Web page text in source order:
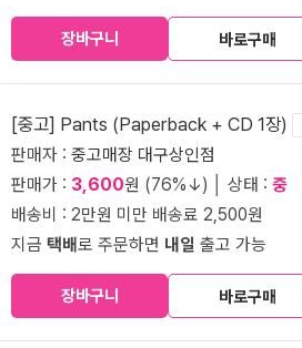
장바구니 바로구매
[중고] Pants (Paperback + CD 1장)
판매자 : 중고매장 대구상인점
판매가 : 3,600원 (76%↓) │ 상태 : 중
배송비 : 2만원 미만 배송료 2,500원
지금 택배로 주문하면 내일 출고 가능
장바구니 바로구매